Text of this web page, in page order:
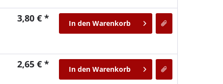
3,80 € * In den Warenkorb
2,65 € * In den Warenkorb